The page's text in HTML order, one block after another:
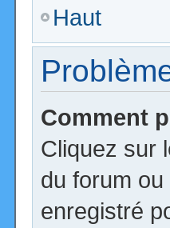
Haut
Comment
Cliquez sur
du forum
enregistré